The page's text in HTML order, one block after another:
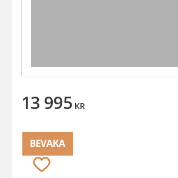
13 995 KR
Lägg till i favoriter
BEVAKA